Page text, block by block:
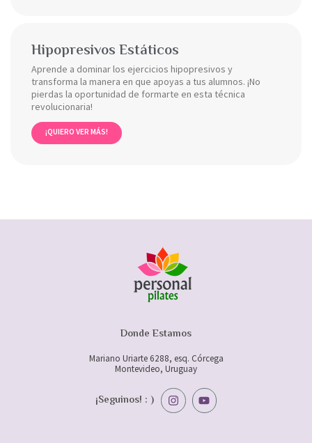
Hipopresivos Estáticos
Aprende a dominar los ejercicios hipopresivos y
transforma la manera en que apoyas a tus alumnos. ¡No
pierdas la oportunidad de formarte en esta técnica
revolucionaria!
¡QUIERO VER MÁS!
Donde Estamos
Mariano Uriarte 6288, esq. Córcega
Montevideo, Uruguay
¡Seguinos! : )
I
n
s
Y
o
u